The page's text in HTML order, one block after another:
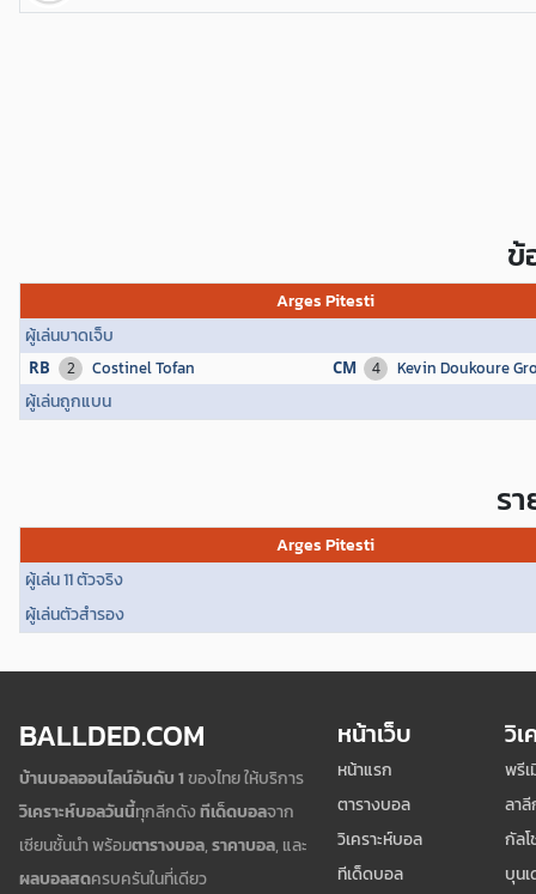
ข้
Arges Pitesti
ผู้เล่นบาดเจ็บ
RB 2 Costinel Tofan CM 4 Kevin Doukoure
ผู้เล่นถูกแบน
ร
Arges Pitesti
ผู้เล่น 11 ตัวจริง
ผู้เล่นตัวสำรอง
BALLDED.COM
บ้านบอลออนไลน์อันดับ 1ของไทย ให้บริการ
วิเคราะห์บอลวันนี้ทุกลีกดังทีเด็ดบอลจาก
เซียนชั้นนำ พร้อมตารางบอล,ราคาบอล, และ
ผลบอลสดครบครันในที่เดียว
หน้าเว็บ
หน้าแรก
ตารางบอล
วิเคราะห์บอล
ทีเด็ดบอล
วิเ
พรี
ลาลี
กัลโ
บุน